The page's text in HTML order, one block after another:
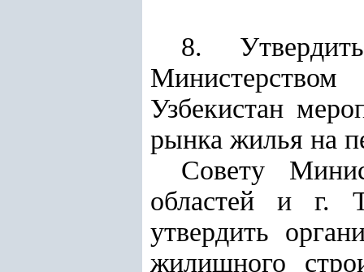
8.
Узбекистан
рынка жилья на
Совету
областей и г.
утвердить
жилищного